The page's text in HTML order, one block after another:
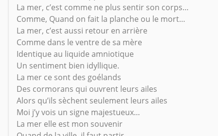
La mer, c’est comme ne plus sentir son corps…
Comme, Quand on fait la planche ou le mort…
La mer, c’est aussi retour en arrière
Comme dans le ventre de sa mère
Identique au liquide amniotique
Un sentiment bien idyllique.
La mer ce sont des goélands
Des cormorans qui ouvrent leurs ailes
Alors qu’ils sèchent seulement leurs ailes
Moi j’y vois un signe majestueux…
La mer elle est mon souvenir